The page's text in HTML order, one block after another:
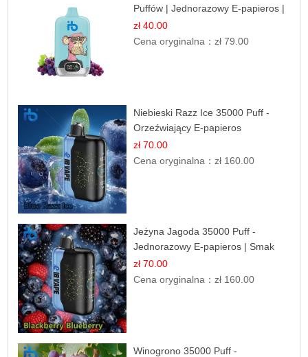
Puffów | Jednorazowy E-papieros |
Owocowy Miks
zł 40.00
Cena oryginalna：zł 79.00
Niebieski Razz Ice 35000 Puff -
Orzeźwiający E-papieros
Jednorazowy | IBVAPE
zł 70.00
Cena oryginalna：zł 160.00
Jeżyna Jagoda 35000 Puff -
Jednorazowy E-papieros | Smak
Leśnych Owoców
zł 70.00
Cena oryginalna：zł 160.00
Winogrono 35000 Puff -